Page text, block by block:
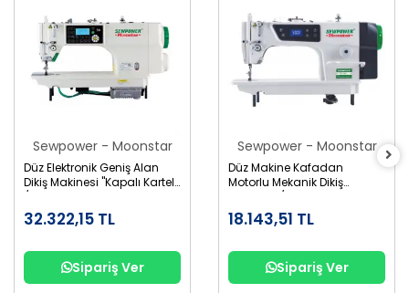
Sewpower - Moonstar
Düz Elektronik Geniş Alan
Dikiş Makinesi "Kapalı Kartel"
/ SP-S6
32.322,15 TL
Sipariş Ver
Sewpower - Moonstar
Düz Makine Kafadan
Motorlu Mekanik Dikiş
Makinesi / SP-180
18.143,51 TL
Sipariş Ver